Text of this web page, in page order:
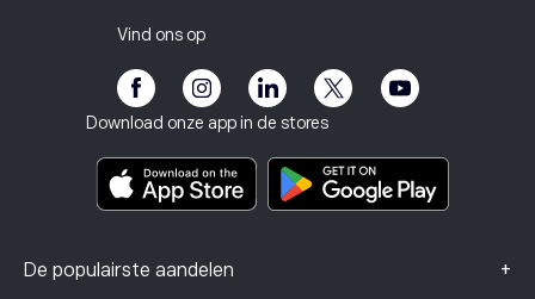
Vind ons op
Download onze app in de stores
De populairste aandelen +
Kwetsbaarheid van de klant
eToro Academie
Impressum
Regelgeving
Risicomelding
Algemene voorwaarden
Documenten met belangrijke informatie
Klachtengegevens (FCA-klanten)
Affiliate programma
Beleggingsverzekering